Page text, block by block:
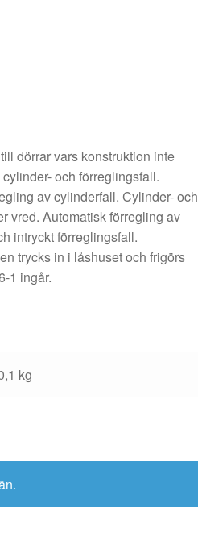
dörrar vars konstruktion inte
och förreglingsfall.
av cylinderfall. Cylinder- och
vred. Automatisk förregling av
intryckt förreglingsfall.
trycks in i låshuset och frigörs
1 ingår.
kg